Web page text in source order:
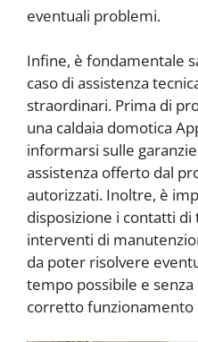
eventuali problemi.
Infine, è fondamentale
caso di assistenza
straordinari. Prima di
una caldaia domotica
informarsi sulle
assistenza offerto dal
autorizzati. Inoltre, è
disposizione i contatti
interventi di
da poter risolvere
tempo possibile e
corretto funzionamento